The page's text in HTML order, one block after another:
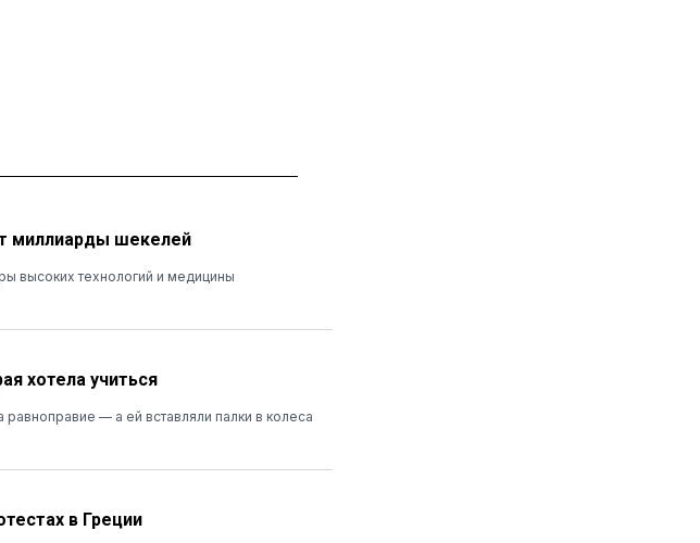
миллиарды шекелей
высоких технологий и медицины
хотела учиться
— а ей вставляли палки в колеса
в Греции